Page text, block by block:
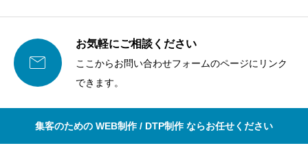

お気軽にご相談ください
ここからお問い合わせフォームのページにリンク
できます。
集客のための WEB制作 / DTP制作 ならお任せください